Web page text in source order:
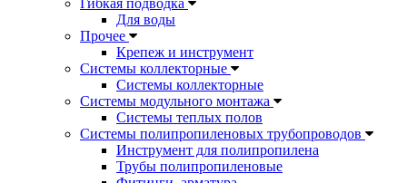
Гибкая подводка
Для воды
Прочее
Крепеж и инструмент
Системы коллекторные
Системы коллекторные
Системы модульного монтажа
Системы теплых полов
Системы полипропиленовых трубопроводов
Инструмент для полипропилена
Трубы полипропиленовые